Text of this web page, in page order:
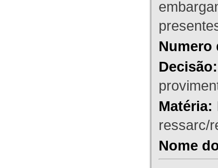
Numero
Decisão:
Matéria:
ressarc/
Nome